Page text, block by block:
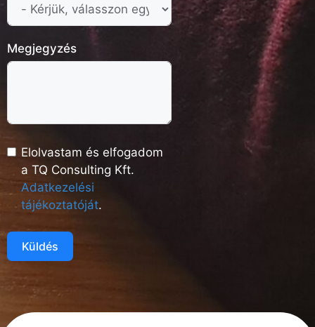
Megjegyzés
Elolvastam és elfogadom
a TQ Consulting Kft.
Adatkezelési
tájékoztatóját.
Küldés